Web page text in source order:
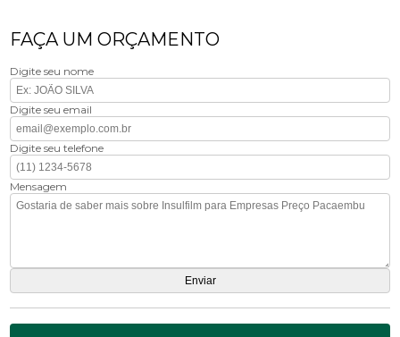
FAÇA UM ORÇAMENTO
Digite seu nome
Digite seu email
Digite seu telefone
Mensagem